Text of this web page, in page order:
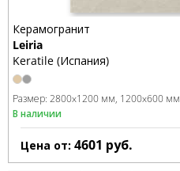
Керамогранит
Leiria
Keratile (Испания)
Размер: 2800x1200 мм 1200x600 мм
В наличии
Цена от: 4601 руб.